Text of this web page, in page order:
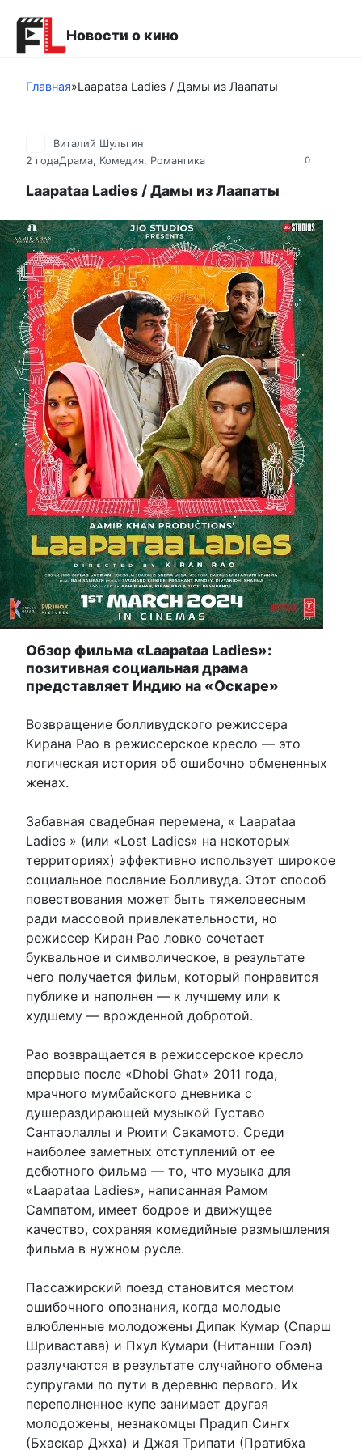
контенту
Новости о кино
Главная»Laapataa Ladies / Дамы из Лаапаты
0
Виталий Шульгин
2 годаДрама, Комедия, Романтика
Laapataa Ladies / Дамы из Лаапаты
Обзор фильма «Laapataa Ladies»:
позитивная социальная драма
представляет Индию на «Оскаре»
Возвращение болливудского режиссера
Кирана Рао в режиссерское кресло — это
логическая история об ошибочно обмененных
женах.
Забавная свадебная перемена, « Laapataa
Ladies » (или «Lost Ladies» на некоторых
территориях) эффективно использует широкое
социальное послание Болливуда. Этот способ
повествования может быть тяжеловесным
ради массовой привлекательности, но
режиссер Киран Рао ловко сочетает
буквальное и символическое, в результате
чего получается фильм, который понравится
публике и наполнен — к лучшему или к
худшему — врожденной добротой.
Рао возвращается в режиссерское кресло
впервые после «Dhobi Ghat» 2011 года,
мрачного мумбайского дневника с
душераздирающей музыкой Густаво
Сантаолаллы и Рюити Сакамото. Среди
наиболее заметных отступлений от ее
дебютного фильма — то, что музыка для
«Laapataa Ladies», написанная Рамом
Сампатом, имеет бодрое и движущее
качество, сохраняя комедийные размышления
фильма в нужном русле.
Пассажирский поезд становится местом
ошибочного опознания, когда молодые
влюбленные молодожены Дипак Кумар (Спарш
Шривастава) и Пхул Кумари (Нитанши Гоэл)
разлучаются в результате случайного обмена
супругами по пути в деревню первого. Их
переполненное купе занимает другая
молодожены, незнакомцы Прадип Сингх
(Бхаскар Джха) и Джая Трипати (Пратибха